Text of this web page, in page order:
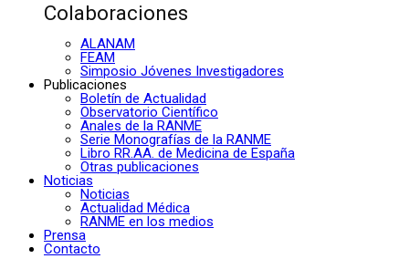
Colaboraciones
ALANAM
FEAM
Simposio Jóvenes Investigadores
Publicaciones
Boletín de Actualidad
Observatorio Científico
Anales de la RANME
Serie Monografías de la RANME
Libro RR.AA. de Medicina de España
Otras publicaciones
Noticias
Noticias
Actualidad Médica
RANME en los medios
Prensa
Contacto